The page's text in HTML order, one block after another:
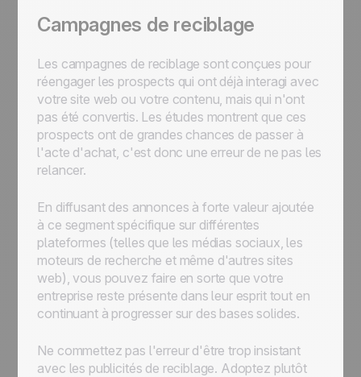
Campagnes de reciblage
Les campagnes de reciblage sont conçues pour
réengager les prospects qui ont déjà interagi avec
votre site web ou votre contenu, mais qui n'ont
pas été convertis. Les études montrent que ces
prospects ont de grandes chances de passer à
l'acte d'achat, c'est donc une erreur de ne pas les
relancer.
En diffusant des annonces à forte valeur ajoutée
à ce segment spécifique sur différentes
plateformes (telles que les médias sociaux, les
moteurs de recherche et même d'autres sites
web), vous pouvez faire en sorte que votre
entreprise reste présente dans leur esprit tout en
continuant à progresser sur des bases solides.
Ne commettez pas l'erreur d'être trop insistant
avec les publicités de reciblage. Adoptez plutôt